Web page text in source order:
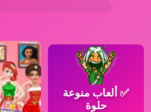
✅ ألعاب منوعة
حلوة